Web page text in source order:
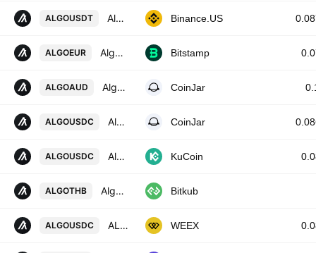
ALGOUSDT Algorand / TetherUS Binance.US
ALGOEUR Algorand / Euro Bitstamp
ALGOAUD Algorand / Australian Dollar CoinJar
ALGOUSDC Algorand / USD Coin CoinJar
ALGOUSDC Algorand / USD Coin KuCoin
ALGOTHB Algorand Bitkub
ALGOUSDC ALGORAND/USD COIN WEEX